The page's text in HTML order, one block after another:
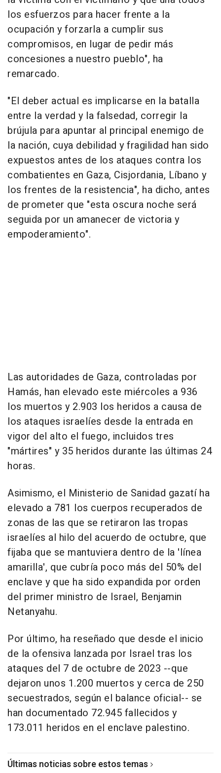
los esfuerzos para hacer frente a la
ocupación y forzarla a cumplir sus
compromisos, en lugar de pedir más
concesiones a nuestro pueblo", ha
remarcado.
"El deber actual es implicarse en la batalla
entre la verdad y la falsedad, corregir la
brújula para apuntar al principal enemigo de
la nación, cuya debilidad y fragilidad han sido
expuestos antes de los ataques contra los
combatientes en Gaza, Cisjordania, Líbano y
los frentes de la resistencia", ha dicho, antes
de prometer que "esta oscura noche será
seguida por un amanecer de victoria y
empoderamiento".
Las autoridades de Gaza, controladas por
Hamás, han elevado este miércoles a 936
los muertos y 2.903 los heridos a causa de
los ataques israelíes desde la entrada en
vigor del alto el fuego, incluidos tres
"mártires" y 35 heridos durante las últimas 24
horas.
Asimismo, el Ministerio de Sanidad gazatí ha
elevado a 781 los cuerpos recuperados de
zonas de las que se retiraron las tropas
israelíes al hilo del acuerdo de octubre, que
fijaba que se mantuviera dentro de la 'línea
amarilla', que cubría poco más del 50% del
enclave y que ha sido expandida por orden
del primer ministro de Israel, Benjamin
Netanyahu.
Por último, ha reseñado que desde el inicio
de la ofensiva lanzada por Israel tras los
ataques del 7 de octubre de 2023 --que
dejaron unos 1.200 muertos y cerca de 250
secuestrados, según el balance oficial-- se
han documentado 72.945 fallecidos y
173.011 heridos en el enclave palestino.
Últimas noticias sobre estos temas